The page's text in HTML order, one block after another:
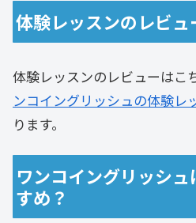
体験レッスンのレビュ
体験レッスンのレビューはこ
ンコイングリッシュの体験レ
ります。
ワンコイングリッシ
すめ？